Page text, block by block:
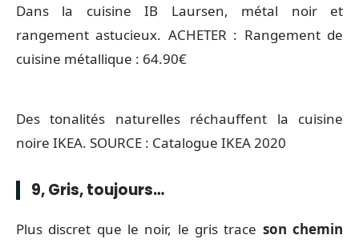
Dans la cuisine IB Laursen, métal noir et
rangement astucieux. ACHETER : Rangement de
cuisine métallique : 64.90€
Des tonalités naturelles réchauffent la cuisine
noire IKEA. SOURCE : Catalogue IKEA 2020
9, Gris, toujours…
Plus discret que le noir, le gris trace son chemin